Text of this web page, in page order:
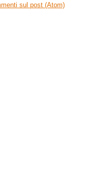
sul post (Atom)